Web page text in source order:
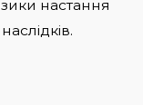
настання